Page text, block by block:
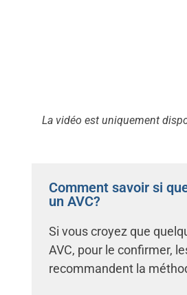
La vidéo est uniquement
Comment savoir si
un AVC?
Si vous croyez que
AVC, pour le confirmer,
recommandent la